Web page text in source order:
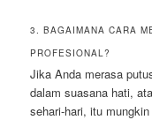
3. BAGAIMANA CARA
PROFESIONAL?
Jika Anda merasa
dalam suasana hati,
sehari-hari, itu